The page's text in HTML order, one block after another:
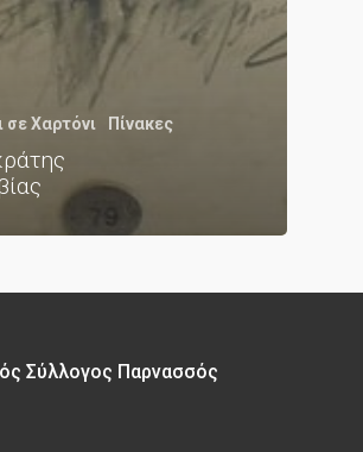
σε Χαρτόνι Πίνακες
Σύλλογος Παρνασσός